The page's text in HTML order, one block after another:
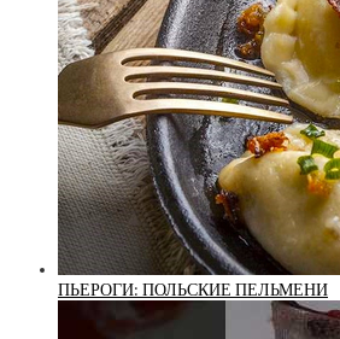
ПЬЕРОГИ: ПОЛЬСКИЕ ПЕЛЬМЕНИ